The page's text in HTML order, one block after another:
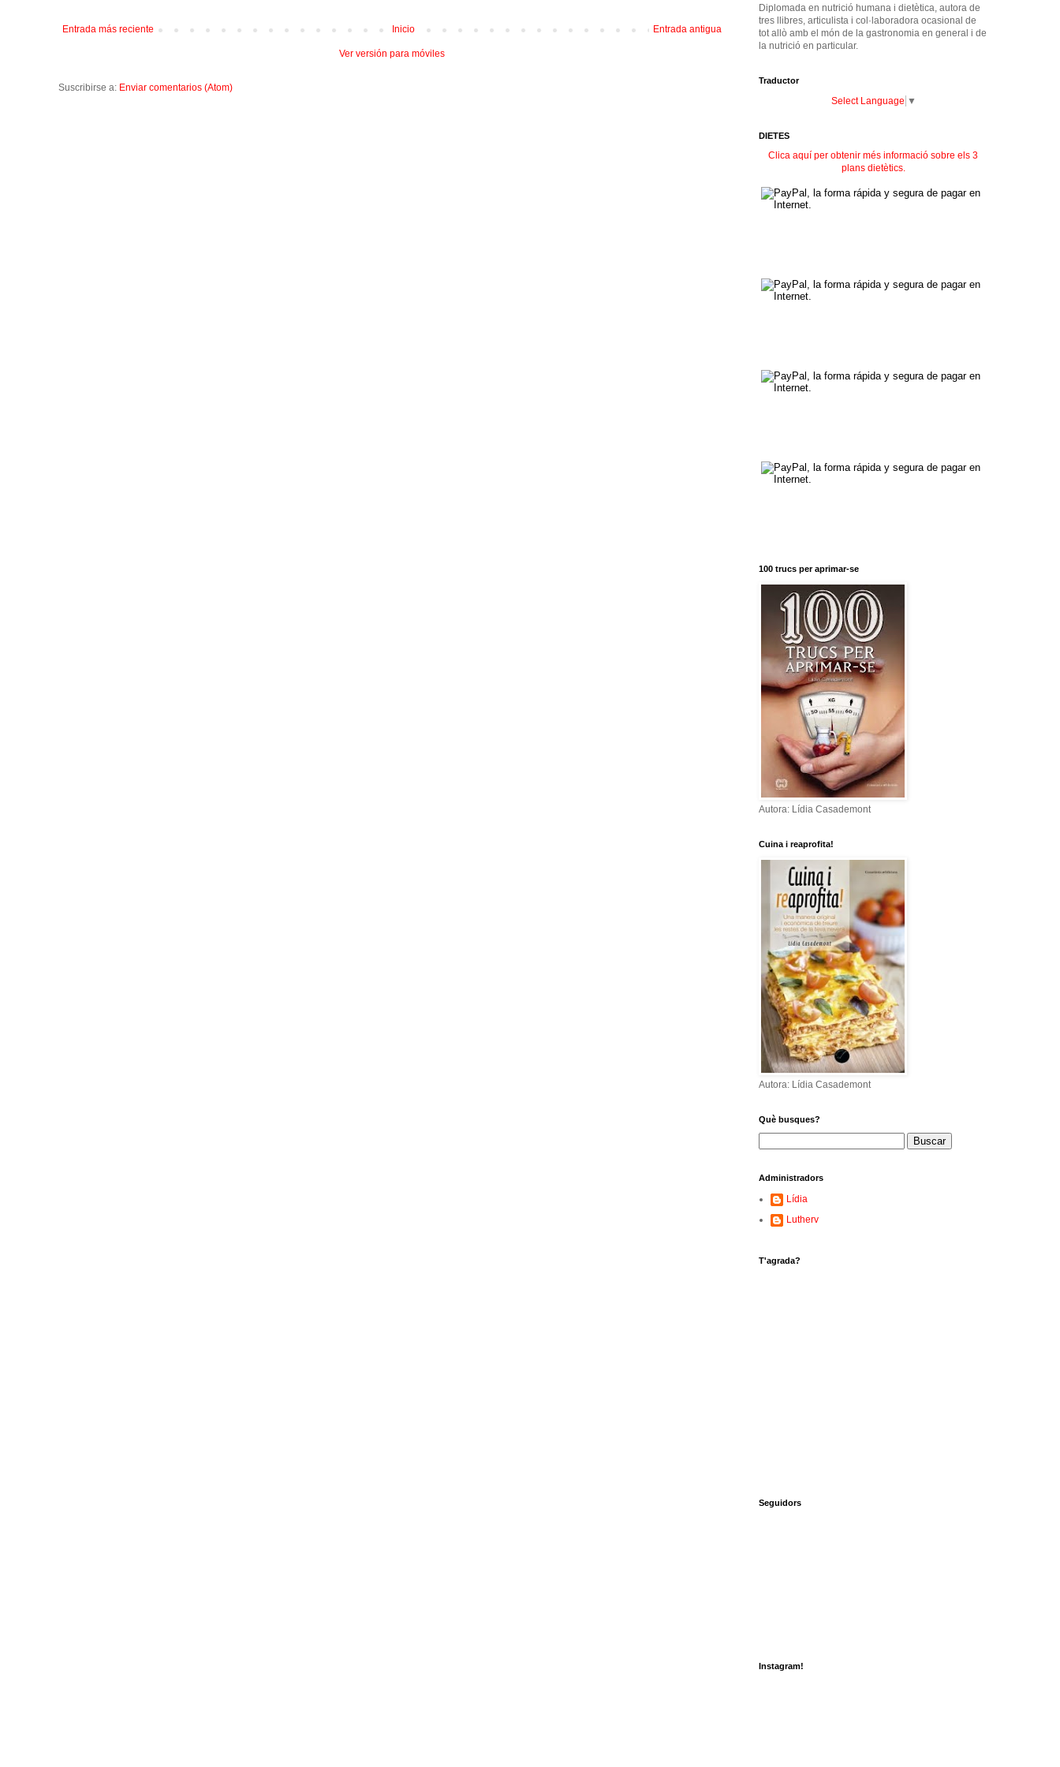
Entrada más reciente Entrada antigua
Inicio
Ver versión para móviles
Suscribirse a: Enviar comentarios (Atom)
Diplomada en nutrició humana i dietètica, autora de
tres llibres, articulista i col·laboradora ocasional de
tot allò amb el món de la gastronomia en general i de
la nutrició en particular.
Traductor
Select Language ▼
DIETES
Clica aquí per obtenir més informació sobre els 3
plans dietètics.
100 trucs per aprimar-se
Autora: Lídia Casademont
Cuina i reaprofita!
Autora: Lídia Casademont
Què busques?
Administradors
Lídia
Lutherv
T'agrada?
Seguidors
Instagram!